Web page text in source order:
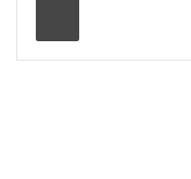
Em contraste com a